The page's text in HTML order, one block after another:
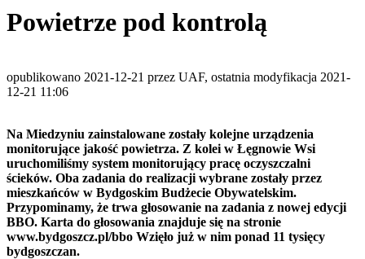
Powietrze pod kontrolą
opublikowano 2021-12-21 przez UAF, ostatnia modyfikacja 2021-
12-21 11:06
Na Miedzyniu zainstalowane zostały kolejne urządzenia
monitorujące jakość powietrza. Z kolei w Łęgnowie Wsi
uruchomiliśmy system monitorujący pracę oczyszczalni
ścieków. Oba zadania do realizacji wybrane zostały przez
mieszkańców w Bydgoskim Budżecie Obywatelskim.
Przypominamy, że trwa głosowanie na zadania z nowej edycji
BBO. Karta do głosowania znajduje się na stronie
www.bydgoszcz.pl/bbo Wzięło już w nim ponad 11 tysięcy
bydgoszczan.